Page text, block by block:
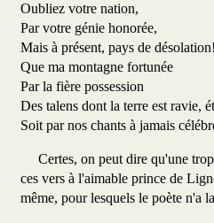
Oubliez votre nation,
Par votre génie honorée,
Mais à présent, pays de désolation!
Que ma montagne fortunée
Par la fière possession
Des talens dont la terre est ravie,
Soit par nos chants à jamais
Certes, on peut dire qu'une
ces vers à l'aimable prince de
même, pour lesquels le poète n'a